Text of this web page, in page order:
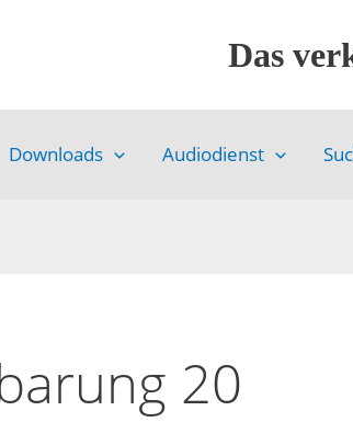
Das
Downloads Audiodienst
20